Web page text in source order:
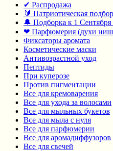
✔ Распродажа
🔰 Патриотическая
🔔 Подборка к 1
❤ Парфюмерия (духи
Фиксаторы аромата
Косметические маски
Антивозрастной уход
Пептиды
При куперозе
Против пигментации
Все для кремоварения
Все для ухода за волосами
Все для мыльных букетов
Все для мыла с нуля
Все для парфюмерии
Все для аромадиффузоров
Все для свечей